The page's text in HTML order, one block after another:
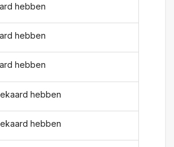
hebben
hebben
hebben
hebben
hebben